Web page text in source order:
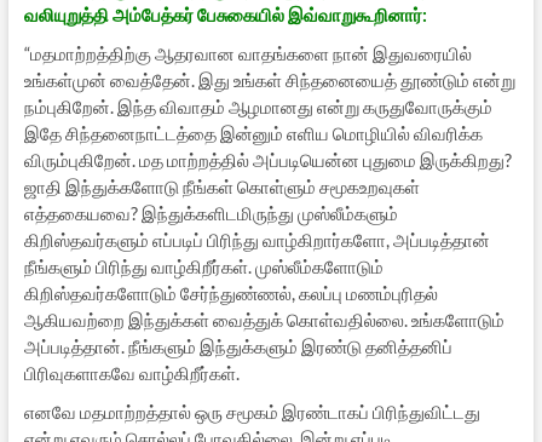
வலியுறுத்தி அம்பேத்கர் பேசுகையில் இவ்வாறுகூறினார்:
“மதமாற்றத்திற்கு ஆதரவான வாதங்களை நான் இதுவரையில்
உங்கள்முன் வைத்தேன். இது உங்கள் சிந்தனையைத் தூண்டும் என்று
நம்புகிறேன். இந்த விவாதம் ஆழமானது என்று கருதுவோருக்கும்
இதே சிந்தனைநாட்டத்தை இன்னும் எளிய மொழியில் விவரிக்க
விரும்புகிறேன். மத மாற்றத்தில் அப்படியென்ன புதுமை இருக்கிறது?
ஜாதி இந்துக்களோடு நீங்கள் கொள்ளும் சமூகஉறவுகள்
எத்தகையவை? இந்துக்களிடமிருந்து முஸ்லீம்களும்
கிறிஸ்தவர்களும் எப்படிப் பிரிந்து வாழ்கிறார்களோ, அப்படித்தான்
நீங்களும் பிரிந்து வாழ்கிறீர்கள். முஸ்லீம்களோடும்
கிறிஸ்தவர்களோடும் சேர்ந்துண்ணல், கலப்பு மணம்புரிதல்
ஆகியவற்றை இந்துக்கள் வைத்துக் கொள்வதில்லை. உங்களோடும்
அப்படித்தான். நீங்களும் இந்துக்களும் இரண்டு தனித்தனிப்
பிரிவுகளாகவே வாழ்கிறீர்கள்.
எனவே மதமாற்றத்தால் ஒரு சமூகம் இரண்டாகப் பிரிந்துவிட்டது